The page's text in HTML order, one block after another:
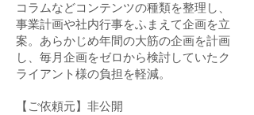
コラムなどコンテンツの種類を整理し、
事業計画や社内行事をふまえて企画を立
案。あらかじめ年間の大筋の企画を計画
し、毎月企画をゼロから検討していたク
ライアント様の負担を軽減。
【ご依頼元】非公開